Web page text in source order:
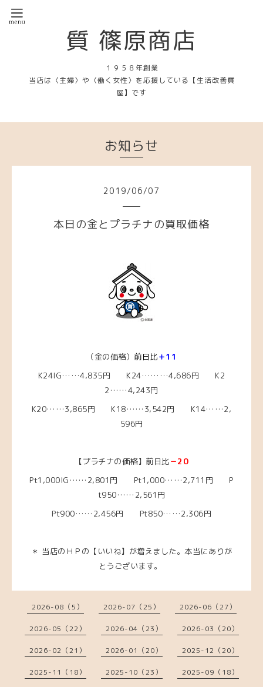
質 篠原商店
１９５８年創業
当店は〈主婦〉や〈働く女性〉を応援している【生活改善質
屋】です
お知らせ
2019/06/07
本日の金とプラチナの買取価格
（金の価格） 前日比＋11
K24IG……4,835円 K24………4,686円 K2
2……4,243円
K20……3,865円 K18……3,542円 K14……2,
596円
【プラチナの価格】前日比－20
Pt1,000IG……2,801円 Pt1,000……2,711円 P
t950……2,561円
Pt900……2,456円 Pt850……2,306円
＊ 当店のＨＰの【いいね】が増えました。本当にありが
とうございます。
2026-08（5） 2026-07（25） 2026-06（27）
2026-05（22） 2026-04（23） 2026-03（20）
2026-02（21） 2026-01（20） 2025-12（20）
2025-11（18） 2025-10（23） 2025-09（18）